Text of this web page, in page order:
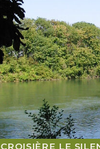
CROISIÈRE LE